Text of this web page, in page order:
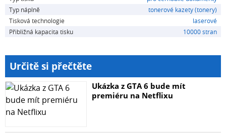
Typ náplně
tonerové kazety (tonery)
Tisková technologie
laserové
Přibližná kapacita tisku
10000 stran
Určitě si přečtěte
Ukázka z GTA 6 bude mít
premiéru na Netflixu